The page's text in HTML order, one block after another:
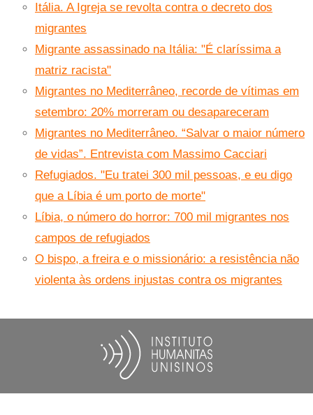
Itália. A Igreja se revolta contra o decreto dos
migrantes
Migrante assassinado na Itália: "É claríssima a
matriz racista"
Migrantes no Mediterrâneo, recorde de vítimas em
setembro: 20% morreram ou desapareceram
Migrantes no Mediterrâneo. “Salvar o maior número
de vidas”. Entrevista com Massimo Cacciari
Refugiados. "Eu tratei 300 mil pessoas, e eu digo
que a Líbia é um porto de morte"
Líbia, o número do horror: 700 mil migrantes nos
campos de refugiados
O bispo, a freira e o missionário: a resistência não
violenta às ordens injustas contra os migrantes